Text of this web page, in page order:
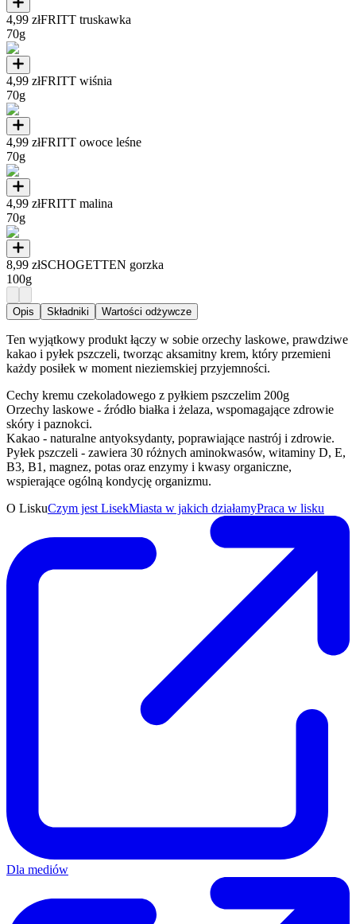
4,99 złFRITT truskawka
70g
4,99 złFRITT wiśnia
70g
4,99 złFRITT owoce leśne
70g
4,99 złFRITT malina
70g
8,99 złSCHOGETTEN gorzka
100g
Opis Składniki Wartości odżywcze
Ten wyjątkowy produkt łączy w sobie orzechy laskowe, prawdziwe
kakao i pyłek pszczeli, tworząc aksamitny krem, który przemieni
każdy posiłek w moment nieziemskiej przyjemności.
Cechy kremu czekoladowego z pyłkiem pszczelim 200g
Orzechy laskowe - źródło białka i żelaza, wspomagające zdrowie
skóry i paznokci.
Kakao - naturalne antyoksydanty, poprawiające nastrój i zdrowie.
Pyłek pszczeli - zawiera 30 różnych aminokwasów, witaminy D, E,
B3, B1, magnez, potas oraz enzymy i kwasy organiczne,
wspierające ogólną kondycję organizmu.
O LiskuCzym jest LisekMiasta w jakich działamyPraca w lisku
Dla mediów